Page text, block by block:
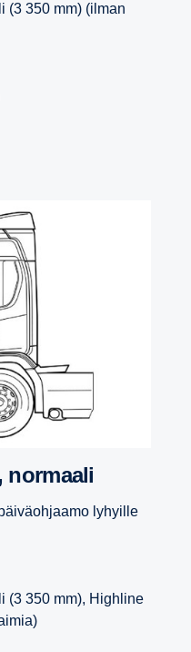
(3 350 mm) (ilman
normaali
lyhyille
(3 350 mm), Highline